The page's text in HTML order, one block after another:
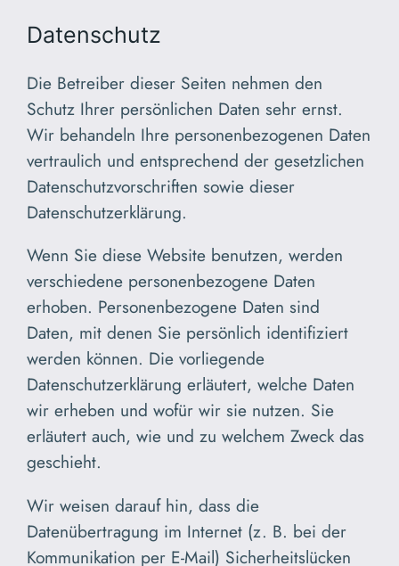
Datenschutz
Die Betreiber dieser Seiten nehmen den
Schutz Ihrer persönlichen Daten sehr ernst.
Wir behandeln Ihre personenbezogenen Daten
vertraulich und entsprechend der gesetzlichen
Datenschutzvorschriften sowie dieser
Datenschutzerklärung.
Wenn Sie diese Website benutzen, werden
verschiedene personenbezogene Daten
erhoben. Personenbezogene Daten sind
Daten, mit denen Sie persönlich identifiziert
werden können. Die vorliegende
Datenschutzerklärung erläutert, welche Daten
wir erheben und wofür wir sie nutzen. Sie
erläutert auch, wie und zu welchem Zweck das
geschieht.
Wir weisen darauf hin, dass die
Datenübertragung im Internet (z. B. bei der
Kommunikation per E-Mail) Sicherheitslücken